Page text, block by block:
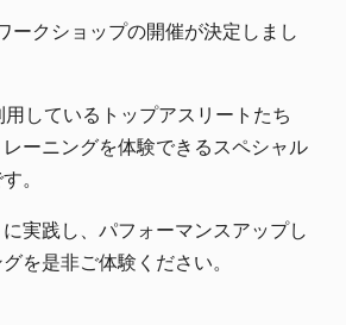
ークショップの開催が決定しまし
用しているトップアスリートたち
ーニングを体験できるスペシャル
。
実践し、パフォーマンスアップし
を是非ご体験ください。